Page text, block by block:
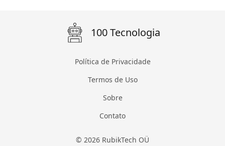
100 Tecnologia
Política de Privacidade
Termos de Uso
Sobre
Contato
© 2026 RubikTech OÜ